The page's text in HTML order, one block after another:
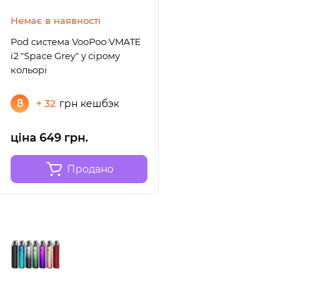
Немає в наявності
Pod система VooPoo VMATE
i2 "Space Grey" у сірому
кольорі
+ 32 грн кешбэк
ціна 649 грн.
Продано